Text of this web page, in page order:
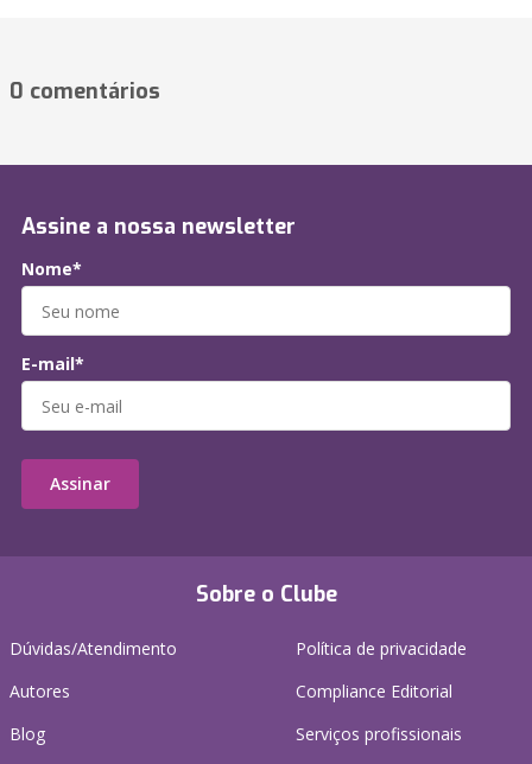
0 comentários
Sobre o Clube
Dúvidas/Atendimento
Autores
Blog
Política de privacidade
Compliance Editorial
Serviços profissionais
Assine a nossa newsletter
Nome*
E-mail*
Assinar